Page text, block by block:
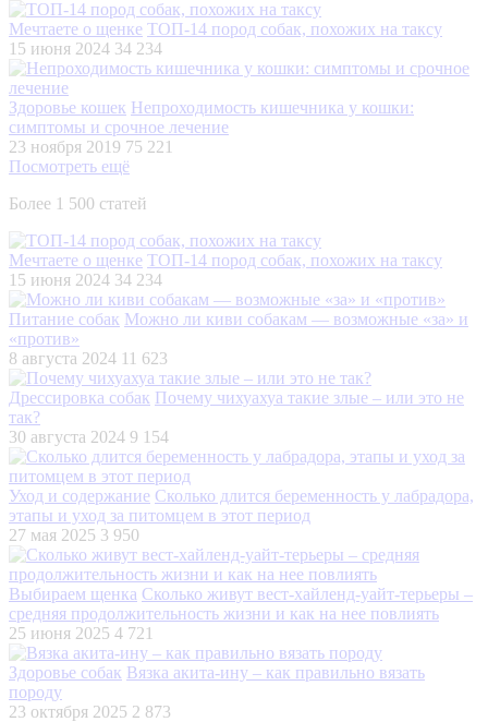
Мечтаете о щенке ТОП-14 пород собак, похожих на таксу
15 июня 2024 34 234
Здоровье кошек Непроходимость кишечника у кошки:
симптомы и срочное лечение
23 ноября 2019 75 221
Посмотреть ещё
Более 1 500 статей
Мечтаете о щенке ТОП-14 пород собак, похожих на таксу
15 июня 2024 34 234
Питание собак Можно ли киви собакам — возможные «за» и
«против»
8 августа 2024 11 623
Дрессировка собак Почему чихуахуа такие злые – или это не
так?
30 августа 2024 9 154
Уход и содержание Сколько длится беременность у лабрадора,
этапы и уход за питомцем в этот период
27 мая 2025 3 950
Выбираем щенка Сколько живут вест-хайленд-уайт-терьеры –
средняя продолжительность жизни и как на нее повлиять
25 июня 2025 4 721
Здоровье собак Вязка акита-ину – как правильно вязать
породу
23 октября 2025 2 873